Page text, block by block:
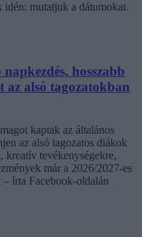
idén: mutatjuk a dátumokat.
hosszabb
az alsó tagozatokban
kaptak az általános
az alsó tagozatos diákok
kreatív tevékenységekre,
már a 2026/2027-es
írta Facebook-oldalán